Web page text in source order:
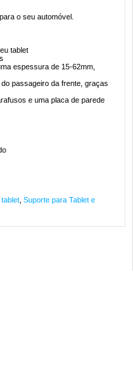
o seu automóvel.
tablet
espessura de 15-62mm,
passageiro da frente, graças
e uma placa de parede
Suporte para Tablet e